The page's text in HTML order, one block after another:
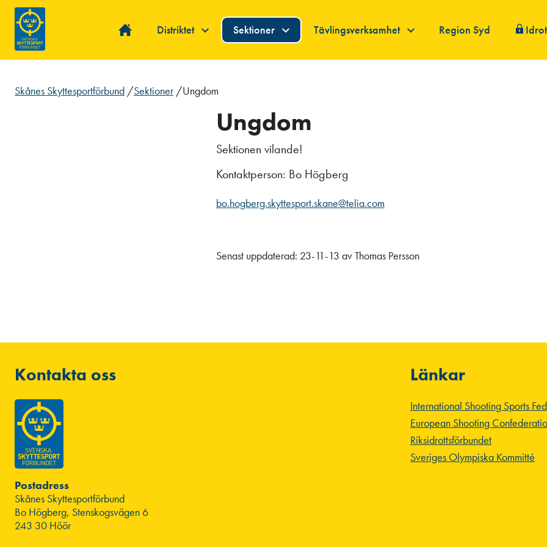
Distriktet Sektioner Tävlingsverksamhet Region Syd
Skånes Skyttesportförbund /Sektioner /Ungdom
Ungdom
Sektionen vilande!
Kontaktperson: Bo Högberg
bo.hogberg.skyttesport.skane@telia.com
Senast uppdaterad: 23-11-13 avThomas Persson
Kontakta oss
Postadress
Skånes Skyttesportförbund
Bo Högberg, Stenskogsvägen 6
243 30 Höör
Länkar
International Shooting Sports
European Shooting
Riksidrottsförbundet
Sveriges Olympiska Kommitté